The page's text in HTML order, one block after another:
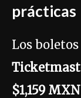
prácticas
Los
$1,159 MXN